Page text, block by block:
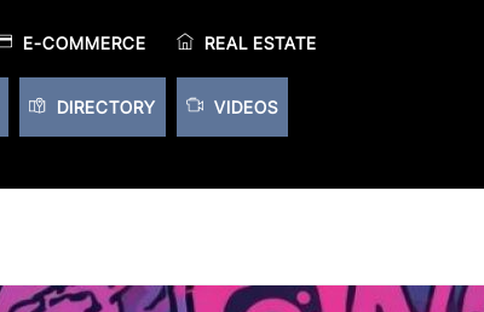
E-COMMERCE REAL ESTATE
DIRECTORY VIDEOS